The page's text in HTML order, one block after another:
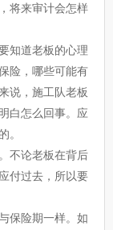
将来审计会怎样
知道老板的心理
险，哪些可能有
说，施工队老板
白怎么回事。应
。
不论老板在背后
付过去，所以要
保险期一样。如